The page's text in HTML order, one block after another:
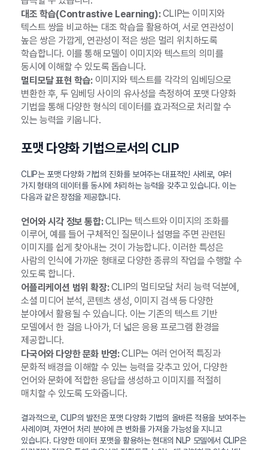
대조 학습(Contrastive Learning):CLIP는 이미지와
텍스트 쌍을 비교하는 대조 학습을 활용하여, 서로 연관성이
높은 쌍은 가깝게, 연관성이 적은 쌍은 멀리 위치하도록
학습합니다. 이를 통해 모델이 이미지와 텍스트의 의미를
동시에 이해할 수 있도록 돕습니다.
멀티모달 표현 학습:이미지와 텍스트를 각각의 임베딩으로
변환한 후, 두 임베딩 사이의 유사성을 측정하여 포맷 다양화
기법을 통해 다양한 형식의 데이터를 효과적으로 처리할 수
있는 능력을 키웁니다.
포맷 다양화 기법으로서의 CLIP
CLIP는 포맷 다양화 기법의 진화를 보여주는 대표적인 사례로, 여러
가지 형태의 데이터를 동시에 처리하는 능력을 갖추고 있습니다. 이는
다음과 같은 장점을 제공합니다.
언어와 시각 정보 통합:CLIP는 텍스트와 이미지의 조화를
이루어, 예를 들어 구체적인 질문이나 설명을 주면 관련된
이미지를 쉽게 찾아내는 것이 가능합니다. 이러한 특성은
사람의 인식에 가까운 형태로 다양한 종류의 작업을 수행할 수
있도록 합니다.
어플리케이션 범위 확장:CLIP의 멀티모달 처리 능력 덕분에,
소셜 미디어 분석, 콘텐츠 생성, 이미지 검색 등 다양한
분야에서 활용될 수 있습니다. 이는 기존의 텍스트 기반
모델에서 한 걸음 나아가, 더 넓은 응용 프로그램 환경을
제공합니다.
다국어와 다양한 문화 반영:CLIP는 여러 언어적 특징과
문화적 배경을 이해할 수 있는 능력을 갖추고 있어, 다양한
언어와 문화에 적합한 응답을 생성하고 이미지를 적절히
매치할 수 있도록 도와줍니다.
결과적으로, CLIP의 발전은 포맷 다양화 기법의 올바른 적용을 보여주는
사례이며, 자연어 처리 분야에 큰 변화를 가져올 가능성을 지니고
있습니다. 다양한 데이터 포맷을 활용하는 현대의 NLP 모델에서 CLIP은